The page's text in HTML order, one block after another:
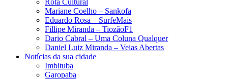
Mariane Coelho – Sankofa
Eduardo Rosa​ – SurfeMais
Fillipe Miranda – TiozãoF1
Dario Cabral – Uma Coluna Qualquer
Daniel Luiz Miranda – Veias Abertas
Notícias da sua cidade
Imbituba
Garopaba